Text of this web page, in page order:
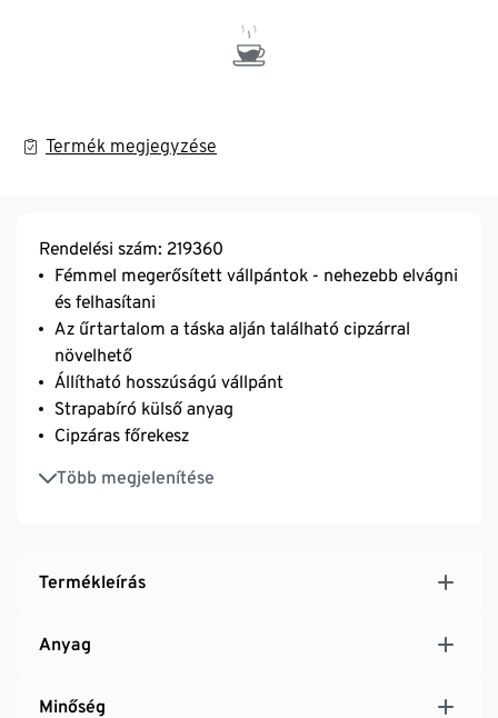
Termék megjegyzése
Rendelési szám: 219360
Fémmel megerősített vállpántok - nehezebb elvágni
és felhasítani
Az űrtartalom a táska alján található cipzárral
növelhető
Állítható hosszúságú vállpánt
Strapabíró külső anyag
Cipzáras főrekesz
Több megjelenítése
Elöl cipzáras rekesz
Belül további cipzáras és nyitott rekeszek
Termékleírás
Anyag
Minőség